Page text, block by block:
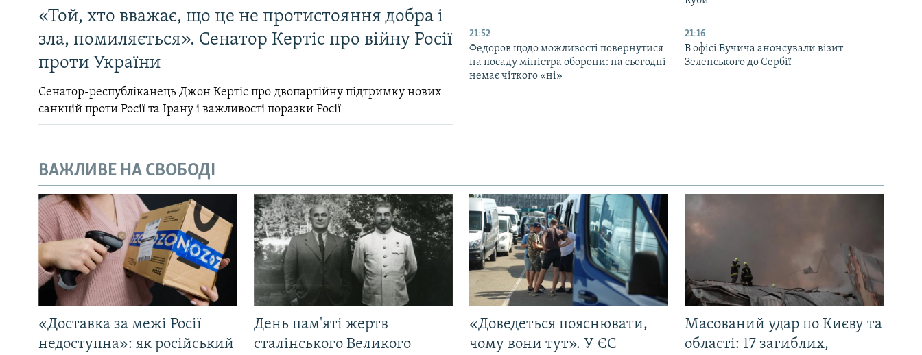
«Той, хто вважає, що це не протистояння добра і
зла, помиляється». Сенатор Кертіс про війну Росії
проти України
Сенатор-республіканець Джон Кертіс про двопартійну підтримку нових
санкцій проти Росії та Ірану і важливості поразки Росії
21:52
Федоров щодо можливості повернутися
на посаду міністра оборони: на сьогодні
немає чіткого «ні»
21:16
В офісі Вучича анонсували візит
Зеленського до Сербії
ВАЖЛИВЕ НА СВОБОДІ
«Доставка за межі Росії
недоступна»: як російський
День пам'яті жертв
сталінського Великого
«Доведеться пояснювати,
чому вони тут». У ЄС
Масований удар по Києву та
області: 17 загиблих,